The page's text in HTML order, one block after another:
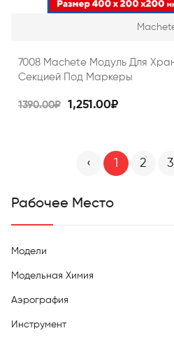
7008 Machete Модуль Для
Секцией Под Маркеры
1390.00₽ 1,251.00₽
‹ 1 2 3
Рабочее Место
Модели
Модельная Химия
Аэрография
Инструмент